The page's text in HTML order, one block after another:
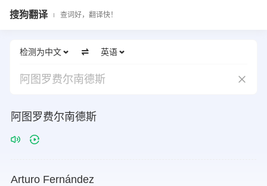
搜狗翻译 查词好，翻译快！
检测为中文 英语
阿图罗费尔南德斯
阿图罗费尔南德斯
Arturo Fernández